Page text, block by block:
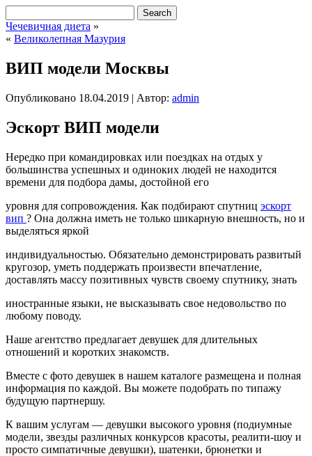
Чечевичная диета »
« Великолепная Мазурия
ВИП модели Москвы
Опубликовано 18.04.2019 | Автор: admin
Эскорт ВИП модели
Нередко при командировках или поездках на отдых у
большинства успешных и одиноких людей не находится
времени для подбора дамы, достойной его
уровня для сопровождения. Как подбирают спутниц эскорт
вип ? Она должна иметь не только шикарную внешность, но и
выделяться яркой
индивидуальностью. Обязательно демонстрировать развитый
кругозор, уметь поддержать произвести впечатление,
доставлять массу позитивных чувств своему спутнику, знать
иностранные языки, не высказывать свое недовольство по
любому поводу.
Наше агентство предлагает девушек для длительных
отношений и коротких знакомств.
Вместе с фото девушек в нашем каталоге размещена и полная
информация по каждой. Вы можете подобрать по типажу
будущую партнершу.
К вашим услугам — девушки высокого уровня (подиумные
модели, звезды различных конкурсов красоты, реалити-шоу и
просто симпатичные девушки), шатенки, брюнетки и